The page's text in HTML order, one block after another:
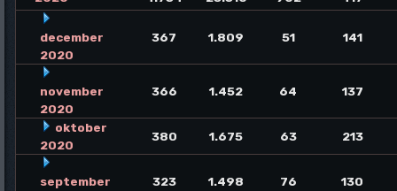
december
2020
367 1.809 51 141
november
2020
366 1.452 64 137
oktober
2020
380 1.675 63 213
september
323 1.498 76 130